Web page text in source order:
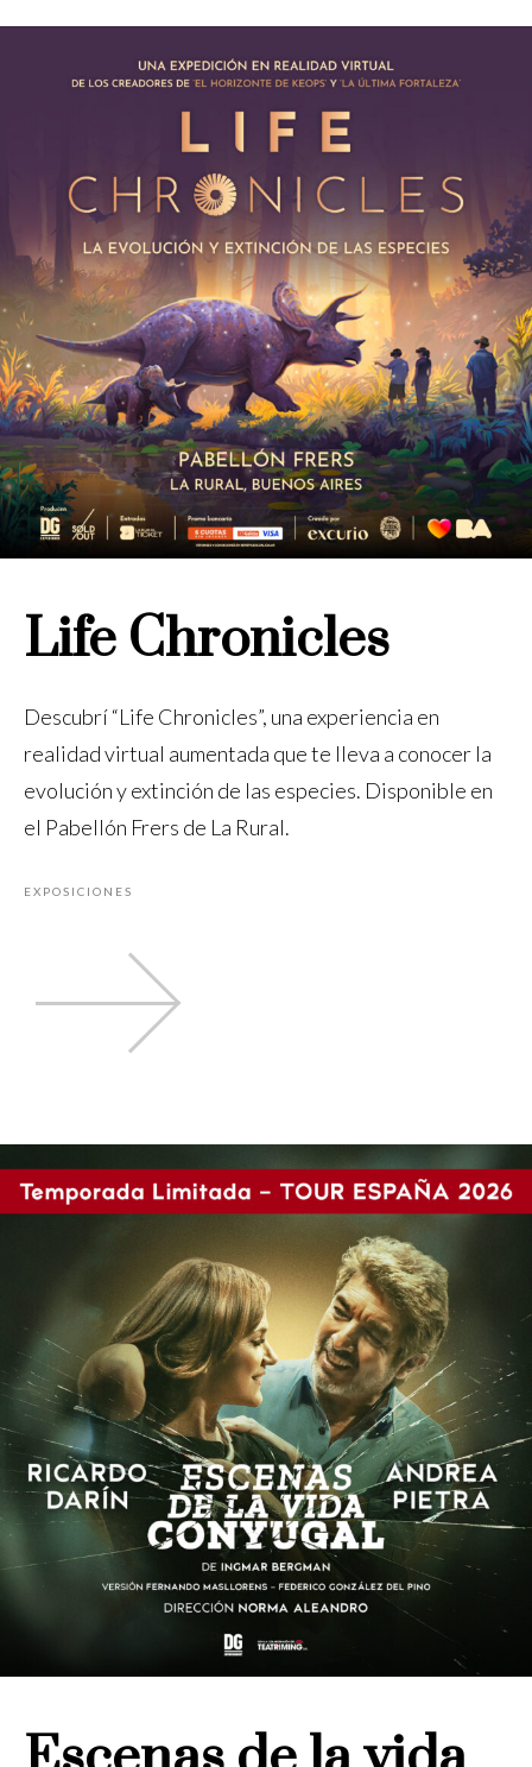
Life Chronicles
Descubrí “Life Chronicles”, una experiencia en
realidad virtual aumentada que te lleva a conocer la
evolución y extinción de las especies. Disponible en
el Pabellón Frers de La Rural.
EXPOSICIONES